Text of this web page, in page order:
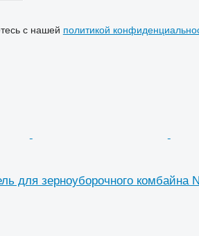
с нашей политикой
для зерноуборочного комбайна